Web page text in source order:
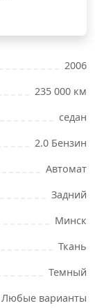
2006
235 000 км
седан
2.0 Бензин
Автомат
Задний
Минск
Ткань
Темный
Любые варианты